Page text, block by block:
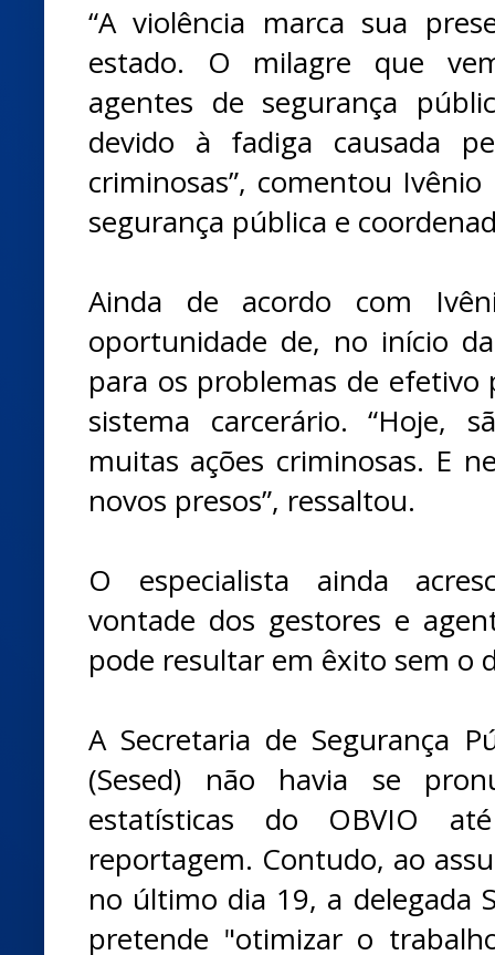
“A violência marca sua
estado. O milagre que
agentes de segurança
devido à fadiga causada
criminosas”, comentou
segurança pública e
Ainda de acordo com
oportunidade de, no início
para os problemas de efetivo
sistema carcerário. “Hoje,
muitas ações criminosas. E
novos presos”, ressaltou.
O especialista ainda
vontade dos gestores e
pode resultar em êxito sem o
A Secretaria de Segurança
(Sesed) não havia se
estatísticas do OBVIO
reportagem. Contudo, ao
no último dia 19, a delegada
pretende "otimizar o